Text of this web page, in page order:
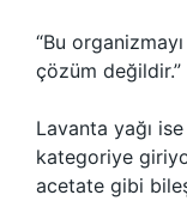
“Bu
çözüm değildir.”
Lavanta yağı
kategoriye
acetate gibi